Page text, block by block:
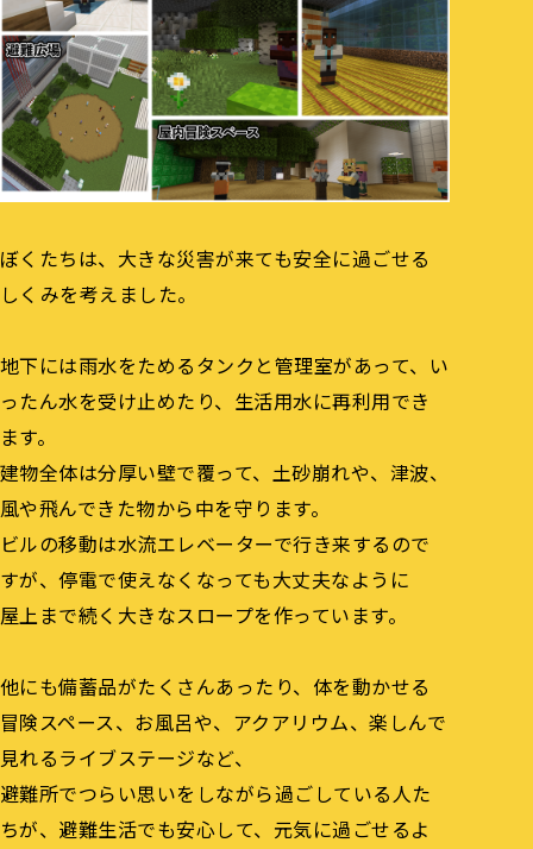
ぼくたちは、大きな災害が来ても安全に過ごせる
しくみを考えました。
地下には雨水をためるタンクと管理室があって、い
ったん水を受け止めたり、生活用水に再利用でき
ます。
建物全体は分厚い壁で覆って、土砂崩れや、津波、
風や飛んできた物から中を守ります。
ビルの移動は水流エレベーターで行き来するので
すが、停電で使えなくなっても大丈夫なように
屋上まで続く大きなスロープを作っています。
他にも備蓄品がたくさんあったり、体を動かせる
冒険スペース、お風呂や、アクアリウム、楽しんで
見れるライブステージなど、
避難所でつらい思いをしながら過ごしている人た
ちが、避難生活でも安心して、元気に過ごせるよ